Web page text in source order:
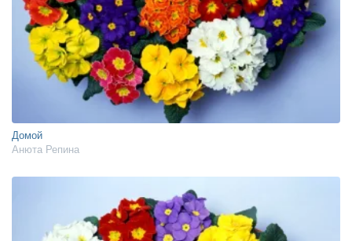
Домой
Анюта Репина